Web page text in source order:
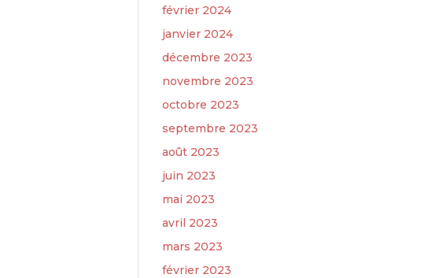
février 2024
janvier 2024
décembre 2023
novembre 2023
octobre 2023
septembre 2023
août 2023
juin 2023
mai 2023
avril 2023
mars 2023
février 2023